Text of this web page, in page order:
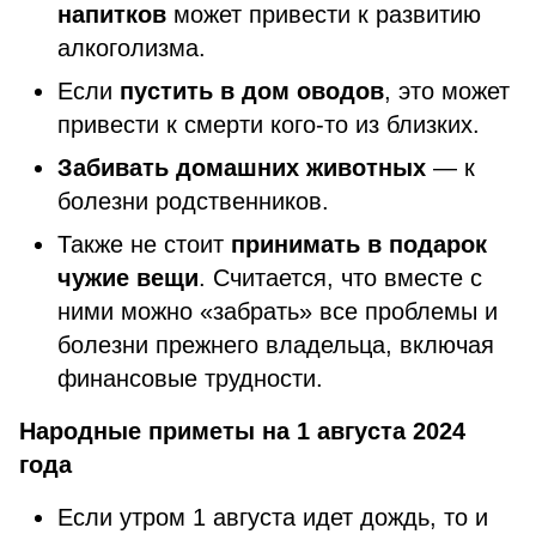
напитков может привести к развитию
алкоголизма.
Если пустить в дом оводов, это может
привести к смерти кого-то из близких.
Забивать домашних животных — к
болезни родственников.
Также не стоит принимать в подарок
чужие вещи. Считается, что вместе с
ними можно «забрать» все проблемы и
болезни прежнего владельца, включая
финансовые трудности.
Народные приметы на 1 августа 2024
года
Если утром 1 августа идет дождь, то и